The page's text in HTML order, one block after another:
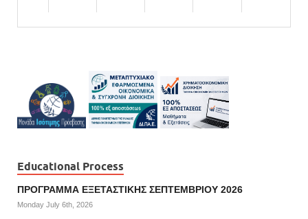
Educational Process
ΠΡΟΓΡΑΜΜΑ ΕΞΕΤΑΣΤΙΚΗΣ ΣΕΠΤΕΜΒΡΙΟΥ 2026
Monday July 6th, 2026